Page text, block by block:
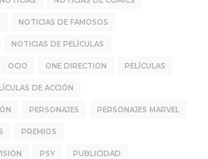
NOTICIAS DE FAMOSOS
NOTICIAS DE PELÍCULAS
OCIO ONE DIRECTION PELÍCULAS
DE ACCIÓN
PERSONAJES PERSONAJES MARVEL
PREMIOS
PSY PUBLICIDAD